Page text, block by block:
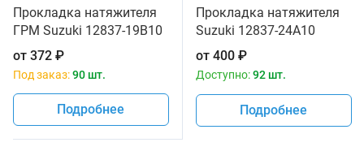
Прокладка натяжителя
ГРМ Suzuki 12837-19B10
от 372 ₽
Под заказ:90 шт.
Подробнее
Прокладка натяжителя
Suzuki 12837-24A10
от 400₽
Доступно:92 шт.
Подробнее